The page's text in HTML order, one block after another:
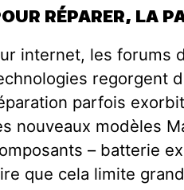
RÉPARER, LA
internet, les forums
regorgent
parfois
nouveaux modèles
– batterie
que cela limite